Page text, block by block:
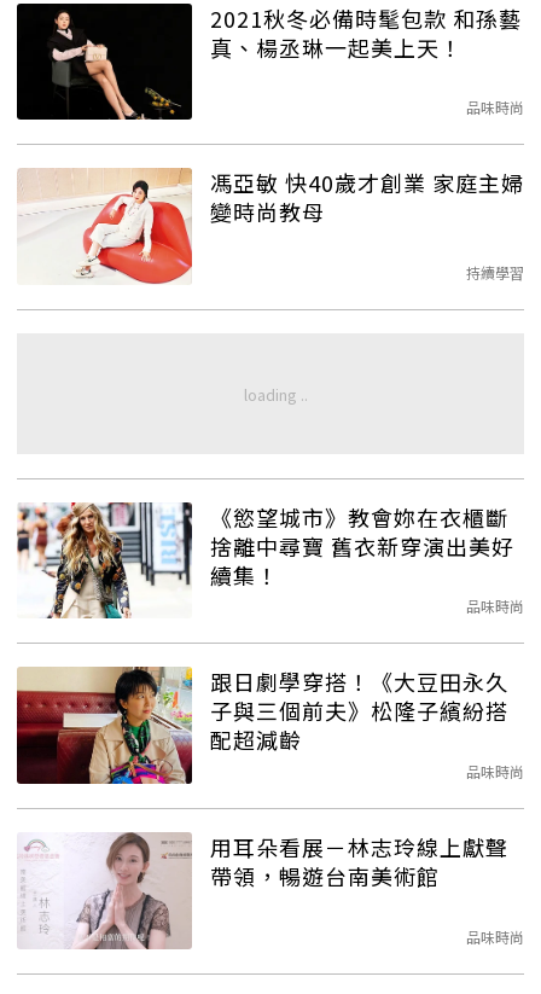
2021秋冬必備時髦包款 和孫藝
真、楊丞琳一起美上天！
品味時尚
馮亞敏 快40歲才創業 家庭主婦
變時尚教母
持續學習
《慾望城市》教會妳在衣櫃斷
捨離中尋寶 舊衣新穿演出美好
續集！
品味時尚
跟日劇學穿搭！《大豆田永久
子與三個前夫》松隆子繽紛搭
配超減齡
品味時尚
用耳朵看展－林志玲線上獻聲
帶領，暢遊台南美術館
品味時尚